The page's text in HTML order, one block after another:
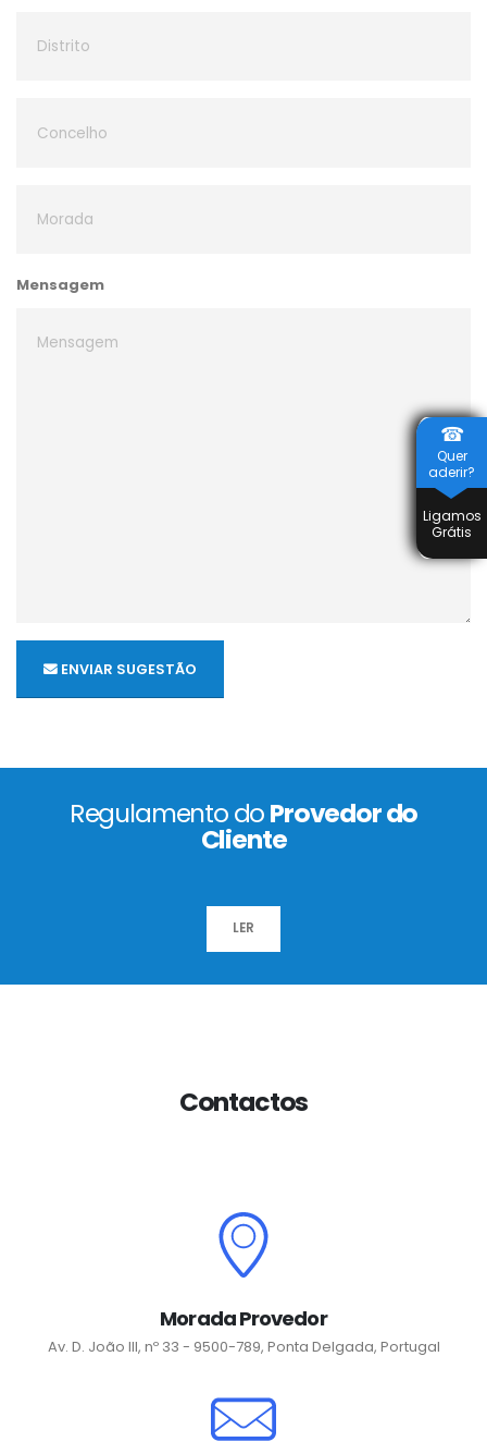
☎
Quer
aderir?
Ligamos
Grátis
Mensagem
ENVIAR SUGESTÃO
Regulamento doProvedor do
Cliente
LER
Contactos
Morada Provedor
Av. D. João III, nº 33 - 9500-789, Ponta Delgada, Portugal